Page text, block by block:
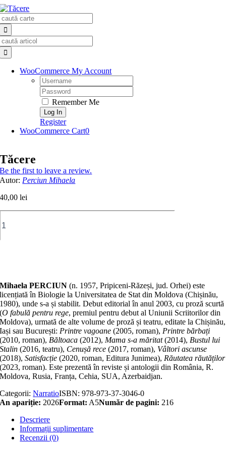
Skip
to
content
WooCommerce My Account
Username:
Password:
Remember Me
Register
WooCommerce Cart0
Tăcere
Be the first to leave a review.
Autor: Perciun Mihaela
40,00lei
Mihaela PERCIUN (n. 1957, Pripiceni-Răzeși, jud. Orhei) este
licențiată în Biologie la Universitatea de Stat din Moldova (Chișinău,
1980), unde s-a și stabilit. Debut editorial în anul 2003, cu proză scurtă
(O fabulă pentru rege, premiul pentru debut al Uniunii Scriitorilor din
Moldova), urmată de alte volume de proză și teatru, editate la Chișinău,
Iași sau București: Printre vagoane (2005, roman), Printre bărbați
(2010, roman), Băltoaca (2012), Mama s-a măritat(2014), Bustul lui
Stalin (2016, teatru), Cenușă rece(2017, roman), Vâltori ascunse
(2018),Satisfacție (2020, roman, Editura Junimea), Răutatea răutăților
(2023, roman). Este prezentă în reviste și antologii din România, R.
Moldova, Rusia, Franța, Cehia, SUA, Azerbaidjan.
Categorii:NarratioISBN:978-973-37-3046-0
An apariție: 2026Format: A5Număr de pagini: 216
Descriere
Informații suplimentare
Recenzii (0)